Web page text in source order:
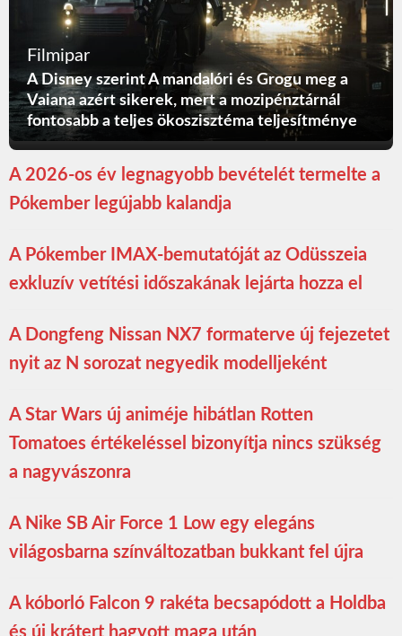
Filmipar
A Disney szerint A mandalóri és Grogu meg a
Vaiana azért sikerek, mert a mozipénztárnál
fontosabb a teljes ökoszisztéma teljesítménye
A 2026-os év legnagyobb bevételét termelte a
Pókember legújabb kalandja
A Pókember IMAX-bemutatóját az Odüsszeia
exkluzív vetítési időszakának lejárta hozza el
A Dongfeng Nissan NX7 formaterve új fejezetet
nyit az N sorozat negyedik modelljeként
A Star Wars új animéje hibátlan Rotten
Tomatoes értékeléssel bizonyítja nincs szükség
a nagyvászonra
A Nike SB Air Force 1 Low egy elegáns
világosbarna színváltozatban bukkant fel újra
A kóborló Falcon 9 rakéta becsapódott a Holdba
és új krátert hagyott maga után